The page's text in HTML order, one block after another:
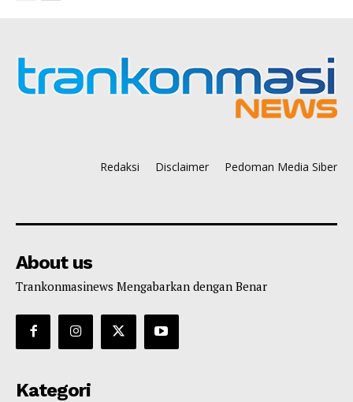
Redaksi Disclaimer Pedoman Media Siber
About us
Trankonmasinews Mengabarkan dengan Benar
Kategori